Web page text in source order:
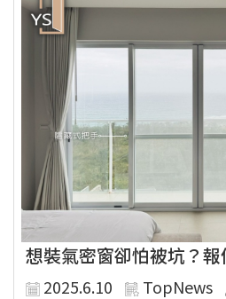
想裝氣密窗卻怕被坑？
2025.6.10 TopNews